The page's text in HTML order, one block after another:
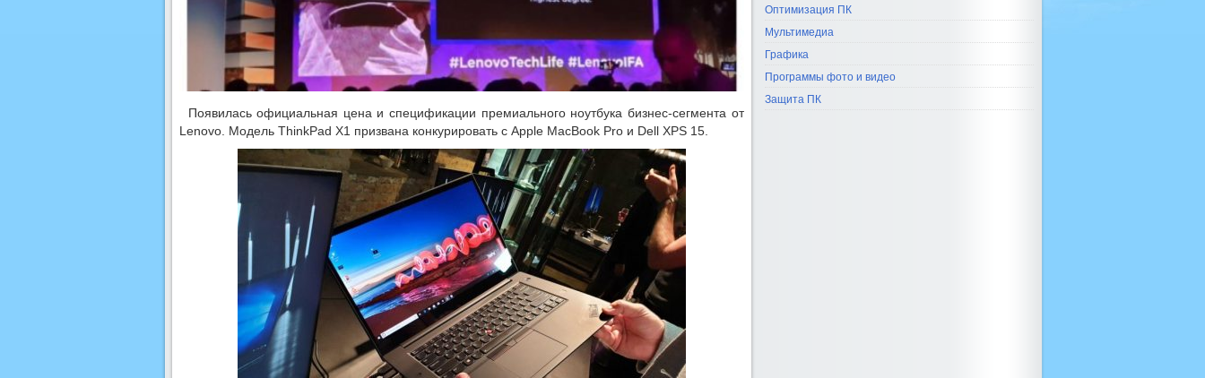
Появилась официальная цена и спецификации премиального ноутбука бизнес-сегмента от
Lenovo. Модель ThinkPad X1 призвана конкурировать с Apple MacBook Pro и Dell XPS 15.
Оптимизация ПК
Мультимедиа
Графика
Программы фото и видео
Защита ПК